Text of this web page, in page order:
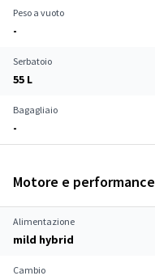
Peso a vuoto
-
Serbatoio
55 L
Bagagliaio
-
Motore e performance
Alimentazione
mild hybrid
Cambio